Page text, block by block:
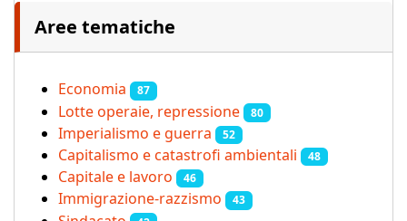
Aree tematiche
Economia 87
Lotte operaie, repressione 80
Imperialismo e guerra 52
Capitalismo e catastrofi ambientali 48
Capitale e lavoro 46
Immigrazione-razzismo 43